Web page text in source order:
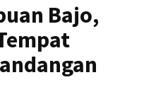
Bajo,